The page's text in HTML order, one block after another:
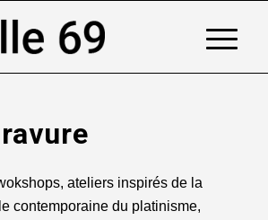
ateliers inspirés de la
contemporaine du platinisme,